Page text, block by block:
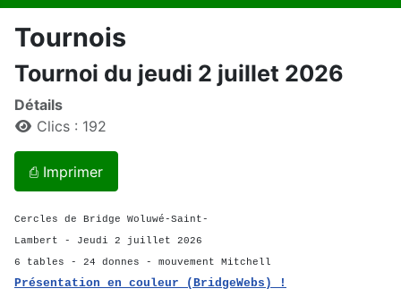
Tournois
Tournoi du jeudi 2 juillet 2026
Détails
Clics : 192
⎙ Imprimer
Cercles de Bridge Woluwé-Saint-
Lambert - Jeudi 2 juillet 2026
6 tables - 24 donnes - mouvement Mitchell
Présentation en couleur (BridgeWebs) !